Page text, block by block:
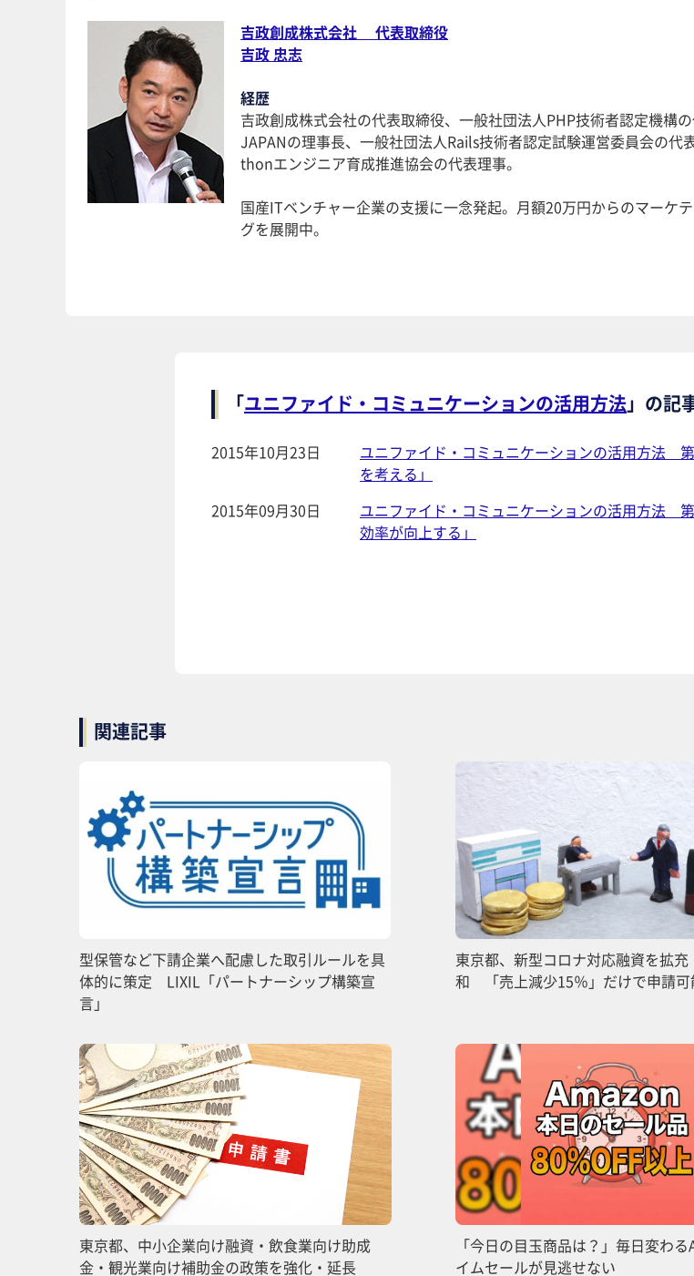
吉政創成株式会社 代表取締役
吉政 忠志
経歴
吉政創成株式会社の代表取締役、一般社団法人PHP技術者認定機構
JAPANの理事長、一般社団法人Rails技術者認定試験運営委員会の代
thonエンジニア育成推進協会の代表理事。
国産ITベンチャー企業の支援に一念発起。月額20万円からのマーケ
グを展開中。
「ユニファイド・コミュニケーションの活用方法」の記
2015年10月23日
ユニファイド・コミュニケーションの活用方法
を考える」
2015年09月30日
ユニファイド・コミュニケーションの活用方法
効率が向上する」
関連記事
型保管など下請企業へ配慮した取引ルールを具
体的に策定 LIXIL「パートナーシップ構築宣
言」
東京都、新型コロナ対応融資を拡充
和 「売上減少15％」だけで申請可
東京都、中小企業向け融資・飲食業向け助成
金・観光業向け補助金の政策を強化・延長
「今日の目玉商品は？」毎日変わ
イムセールが見逃せない